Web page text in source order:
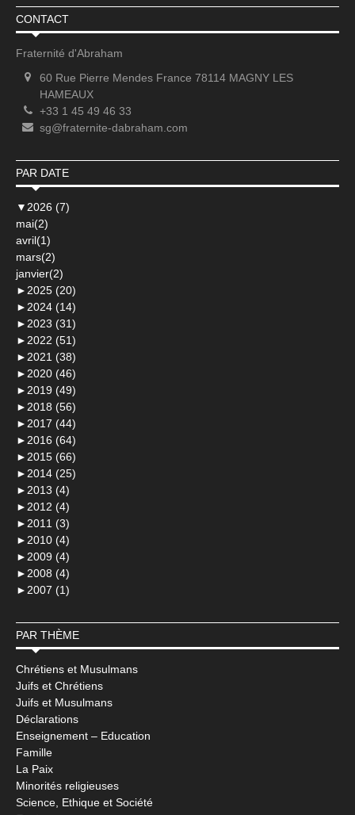
CONTACT
Fraternité d'Abraham
60 Rue Pierre Mendes France 78114 MAGNY LES
HAMEAUX
+33 1 45 49 46 33
sg@fraternite-dabraham.com
PAR DATE
▼ 2026 (7)
mai(2)
avril(1)
mars(2)
janvier(2)
► 2025 (20)
► 2024 (14)
► 2023 (31)
► 2022 (51)
► 2021 (38)
► 2020 (46)
► 2019 (49)
► 2018 (56)
► 2017 (44)
► 2016 (64)
► 2015 (66)
► 2014 (25)
► 2013 (4)
► 2012 (4)
► 2011 (3)
► 2010 (4)
► 2009 (4)
► 2008 (4)
► 2007 (1)
PAR THÈME
Chrétiens et Musulmans
Juifs et Chrétiens
Juifs et Musulmans
Déclarations
Enseignement – Education
Famille
La Paix
Minorités religieuses
Science, Ethique et Société